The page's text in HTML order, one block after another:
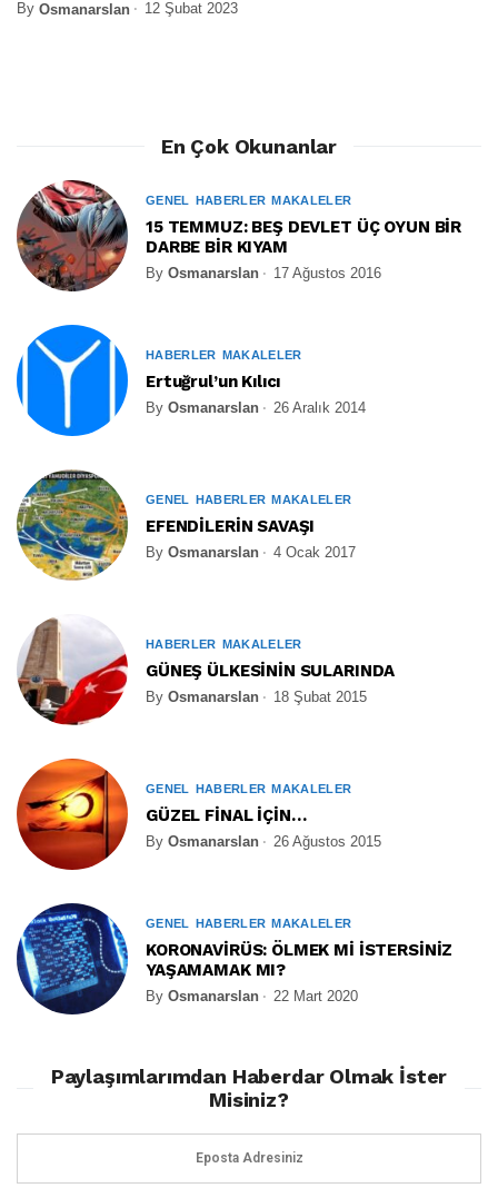
By Osmanarslan 12 Şubat 2023
En Çok Okunanlar
GENEL HABERLER MAKALELER
15 TEMMUZ: BEŞ DEVLET ÜÇ OYUN BİR
DARBE BİR KIYAM
By Osmanarslan 17 Ağustos 2016
HABERLER MAKALELER
Ertuğrul’un Kılıcı
By Osmanarslan 26 Aralık 2014
GENEL HABERLER MAKALELER
EFENDİLERİN SAVAŞI
By Osmanarslan 4 Ocak 2017
HABERLER MAKALELER
GÜNEŞ ÜLKESİNİN SULARINDA
By Osmanarslan 18 Şubat 2015
GENEL HABERLER MAKALELER
GÜZEL FİNAL İÇİN…
By Osmanarslan 26 Ağustos 2015
GENEL HABERLER MAKALELER
KORONAVİRÜS: ÖLMEK Mİ İSTERSİNİZ
YAŞAMAMAK MI?
By Osmanarslan 22 Mart 2020
Paylaşımlarımdan Haberdar Olmak İster
Misiniz?